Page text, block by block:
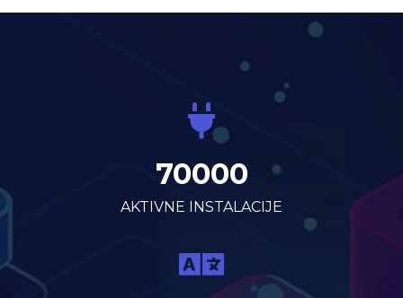
70000
AKTIVNE INSTALACIJE